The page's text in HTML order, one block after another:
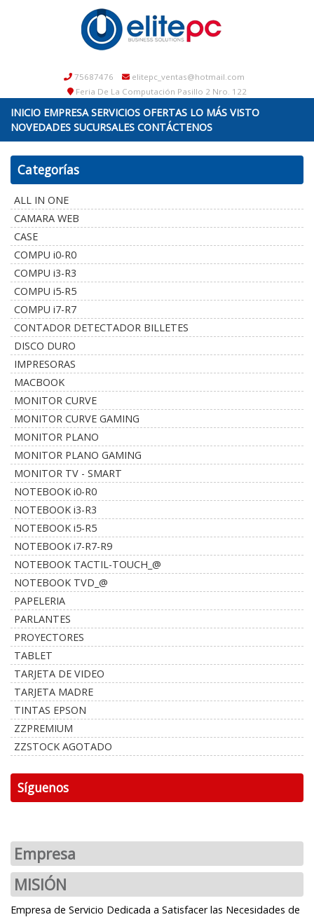
75687476
elitepc_ventas@hotmail.com
Feria De La Computación Pasillo 2 Nro. 122
INICIO EMPRESA SERVICIOS OFERTAS LO MÁS VISTO
NOVEDADES SUCURSALES CONTÁCTENOS
Categorías
ALL IN ONE
CAMARA WEB
CASE
COMPU i0-R0
COMPU i3-R3
COMPU i5-R5
COMPU i7-R7
CONTADOR DETECTADOR BILLETES
DISCO DURO
IMPRESORAS
MACBOOK
MONITOR CURVE
MONITOR CURVE GAMING
MONITOR PLANO
MONITOR PLANO GAMING
MONITOR TV - SMART
NOTEBOOK i0-R0
NOTEBOOK i3-R3
NOTEBOOK i5-R5
NOTEBOOK i7-R7-R9
NOTEBOOK TACTIL-TOUCH_@
NOTEBOOK TVD_@
PAPELERIA
PARLANTES
PROYECTORES
TABLET
TARJETA DE VIDEO
TARJETA MADRE
TINTAS EPSON
ZZPREMIUM
ZZSTOCK AGOTADO
Síguenos
Empresa
MISIÓN
Empresa de Servicio Dedicada a Satisfacer las Necesidades de